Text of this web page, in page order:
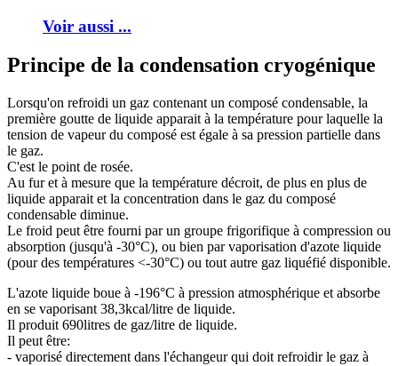
Voir aussi ...
Principe de la condensation cryogénique
Lorsqu'on refroidi un gaz contenant un composé condensable, la
première goutte de liquide apparait à la température pour laquelle la
tension de vapeur du composé est égale à sa pression partielle dans
le gaz.
C'est le point de rosée.
Au fur et à mesure que la température décroit, de plus en plus de
liquide apparait et la concentration dans le gaz du composé
condensable diminue.
Le froid peut être fourni par un groupe frigorifique à compression ou
absorption (jusqu'à -30°C), ou bien par vaporisation d'azote liquide
(pour des températures <-30°C) ou tout autre gaz liquéfié disponible.
L'azote liquide boue à -196°C à pression atmosphérique et absorbe
en se vaporisant 38,3kcal/litre de liquide.
Il produit 690litres de gaz/litre de liquide.
Il peut être:
- vaporisé directement dans l'échangeur qui doit refroidir le gaz à